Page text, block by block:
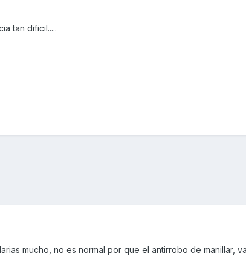
tan dificil.....
mucho, no es normal por que el antirrobo de manillar,